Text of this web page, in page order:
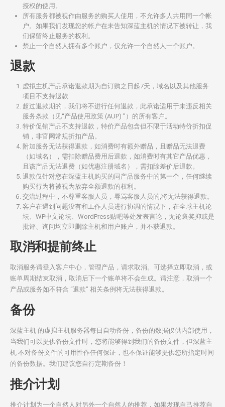
授权的使用。
所有服务都被视作由服务的购买人使用，不允许多人共用同一个帐
户。如果我们发现您的帐户在未告知深蓝主机的情况下被转让，我
们保留终止服务的权利。
禁止一个自然人拥有多个账户，仅允许一个自然人一个账户。
退款
虚拟主机产品承诺退款期为自订购之日起7天，域名以及其他服务
项目不支持退款
超过退款期的，我们将不进行任何退款，此承诺适用于未违反相关
服务条款（见“产品使用政策 (AUP) ”）的所有客户。
特价促销产品不支持退款，特价产品包含但不限于活动特价折扣促
销，非官网常规折扣产品。
附加服务无法获得退款，如消费时有额外赠品，且赠品无法退费
（如域名），需扣除赠品费用后退款，如消费时有其它产品优惠，
且该产品无法退费（如优惠注册域名），需扣除差价后退款。
退款仅针对您在深蓝主机购买的同产品服务中的第一个，任何继续
购买行为将被视为放弃全额退款的权利。
交流过程中，不尊重客服人员，辱骂客服人员的,将无法获得退款。
客户在遇到问题没有和工作人员进行协调的情况下，在全球主机论
坛、WP中文论坛、WordPress贴吧等处发表言论，无论褒奖抑或是
批评、询问均立即删除主机和用户账户，并不获退款。
取消和提前终止
取消服务请登入客户中心，管理产品，请求取消。可选择立即取消，或
账单周期结束取消，取消后下一个账单将不会生成。请注意，取消一个
产品或服务如不符合 “退款” 相关条例将无法获得退款。
备份
深蓝主机 的虚拟主机服务器每日自动备份，备份的数据仅供内部使用，
当我们可以提供备份文件时，您将能够得到我们的备份文件，但深蓝主
机 不对备份文件的可用性作任何保证，也不保证能够提供您所指定时间
的备份数据。我们建议您自行定期备份！
推介计划
推介计划为一个自然人对另外一个自然人的推荐，如果发现自己推荐自